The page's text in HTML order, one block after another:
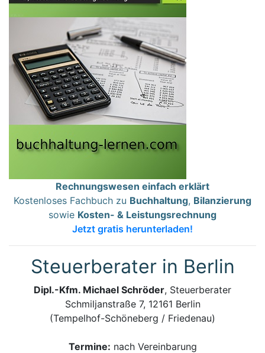
Rechnungswesen einfach erklärt
Kostenloses Fachbuch zu Buchhaltung, Bilanzierung
sowie Kosten- & Leistungsrechnung
Jetzt gratis herunterladen!
Steuerberater in Berlin
Dipl.-Kfm. Michael Schröder, Steuerberater
Schmiljanstraße 7, 12161 Berlin
(Tempelhof-Schöneberg / Friedenau)
Termine: nach Vereinbarung